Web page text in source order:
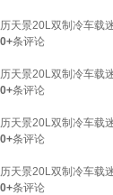
历天景20L双制冷车载
0+条评论
历天景20L双制冷车载
0+条评论
历天景20L双制冷车载
0+条评论
历天景20L双制冷车载
0+条评论